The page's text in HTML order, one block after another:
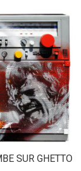
SUR GHETTO